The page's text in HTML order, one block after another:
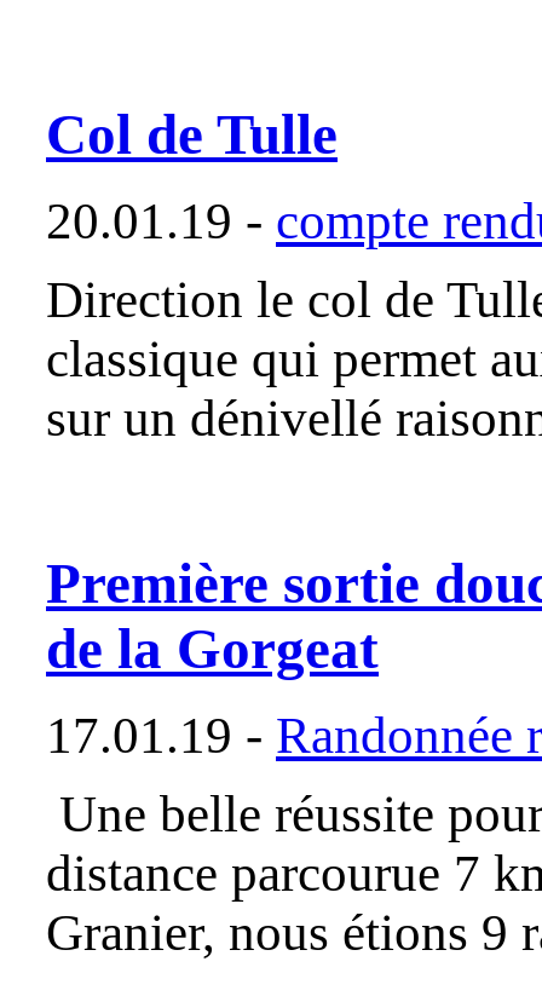
Col de Tulle
20.01.19 - compte
Direction le col de
classique qui permet
sur un dénivellé
Première sortie
de la Gorgeat
17.01.19 - Randonnée
Une belle réussite
distance parcourue 7
Granier, nous étions 9